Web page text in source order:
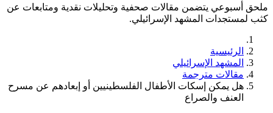
ملحق أسبوعي يتضمن مقالات صحفية وتحليلات نقدية ومتابعات عن
كثب لمستجدات المشهد الإسرائيلي.
الرئيسية
المشهد الإسرائيلي
مقالات مترجمة
هل يمكن إسكات الأطفال الفلسطينيين أو إبعادهم عن مسرح
العنف والصراع